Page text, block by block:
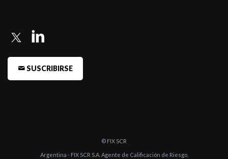
SUSCRIBIRSE
© FIX SCR
Argentina - FIX SCR S.A. Agente de Calificación de Riesgo,